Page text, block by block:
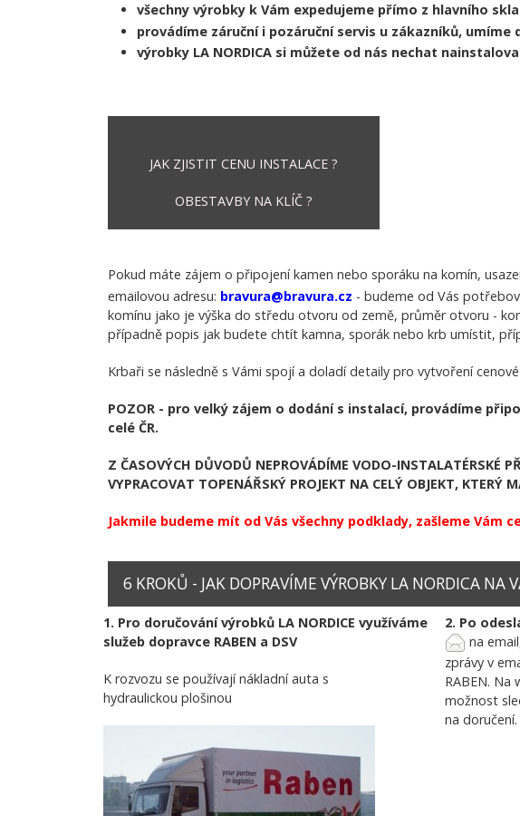
všechny výrobky k Vám expedujeme přímo z hlavního
provádíme záruční i pozáruční servis u zákazníků, umíme
výrobky LA NORDICA si můžete od nás nechat
JAK ZJISTIT CENU INSTALACE ?
OBESTAVBY NA KLÍČ ?
Pokud máte zájem o připojení kamen nebo sporáku na komín,
emailovou adresu: bravura@bravura.cz - budeme od Vás
komínu jako je výška do středu otvoru od země, průměr otvoru -
případně popis jak budete chtít kamna, sporák nebo krb umístit,
Krbaři se následně s Vámi spojí a doladí detaily pro vytvoření
POZOR - pro velký zájem o dodání s instalací, provádíme
celé ČR.
Z ČASOVÝCH DŮVODŮ NEPROVÁDÍME VODO-INSTALATÉRSKÉ
VYPRACOVAT TOPENÁŘSKÝ PROJEKT NA CELÝ OBJEKT, KTERÝ
Jakmile budeme mít od Vás všechny podklady, zašleme Vám
6 KROKŮ - JAK DOPRAVÍME VÝROBKY LA NORDICA NA
1. Pro doručování výrobků LA NORDICE využíváme
služeb dopravce RABEN a DSV
K rozvozu se používají nákladní auta s
hydraulickou plošinou
2. Po
na
zprávy v
RABEN.
možnost
na doručení.